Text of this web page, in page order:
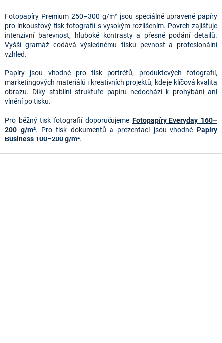
l
á
d
a
p
r
v
v
ý
s
Fotopapíry Premium 250–300 g/m² jsou speciálně upravené papíry
pro inkoustový tisk fotografií s vysokým rozlišením. Povrch zajišťuje
intenzivní barevnost, hluboké kontrasty a přesné podání detailů.
Vyšší gramáž dodává výslednému tisku pevnost a profesionální
vzhled.
Papíry jsou vhodné pro tisk portrétů, produktových fotografií,
marketingových materiálů i kreativních projektů, kde je klíčová kvalita
obrazu. Díky stabilní struktuře papíru nedochází k prohýbání ani
vlnění po tisku.
Pro běžný tisk fotografií doporučujeme Fotopapíry Everyday 160–
200 g/m². Pro tisk dokumentů a prezentací jsou vhodnéPapíry
Business 100–200 g/m².